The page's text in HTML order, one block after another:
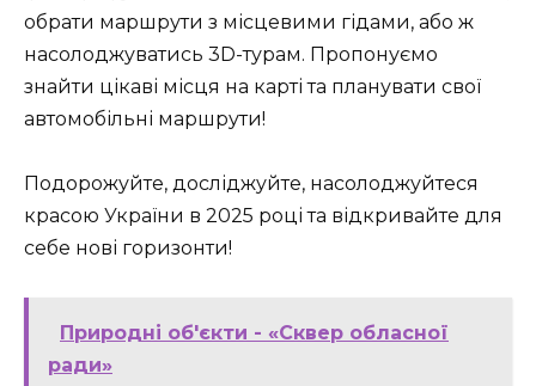
обрати маршрути з місцевими гідами, або ж
насолоджуватись 3D-турам. Пропонуємо
знайти цікаві місця на карті та планувати свої
автомобільні маршрути!
Подорожуйте, досліджуйте, насолоджуйтеся
красою України в 2025 році та відкривайте для
себе нові горизонти!
Природні об'єкти - «Сквер обласної
ради»